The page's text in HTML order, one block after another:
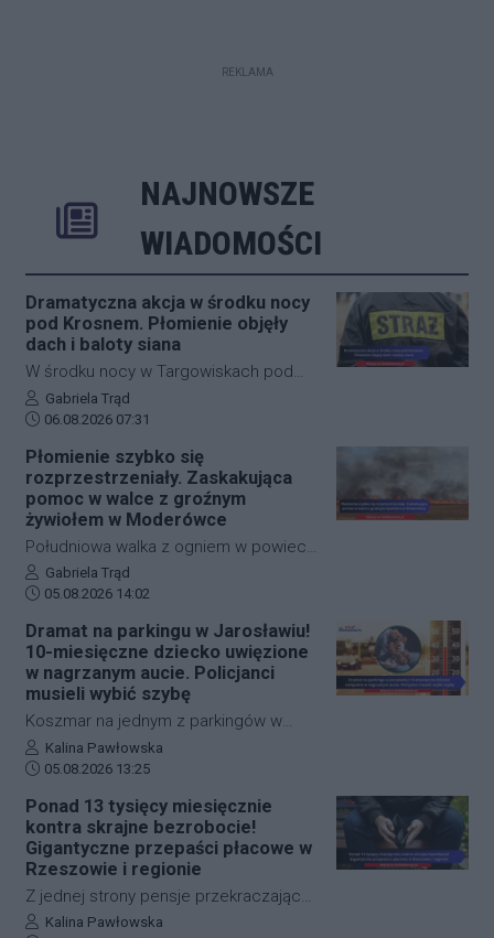
REKLAMA
NAJNOWSZE
WIADOMOŚCI
Dramatyczna akcja w środku nocy
pod Krosnem. Płomienie objęły
dach i baloty siana
W środku nocy w Targowiskach pod
Krosnem doszło do groźnego pożaru
na terenie stadniny koni. Ogień z
palących się balotów siana przeniósł
się na budynek, w którym znajdowały
się dziesiątki zwierząt. Dzięki
błyskawicznej i zdecydowanej akcji
strażaków udało się opanować sytuację
i zapobiec najgorszemu.
Autor artykułu:
Gabriela Trąd
Data dodania artykułu:
06.08.2026 07:31
Płomienie szybko się
rozprzestrzeniały. Zaskakująca
pomoc w walce z groźnym
żywiołem w Moderówce
Południowa walka z ogniem w powiecie
krośnieńskim wymagała
natychmiastowej interwencji służb
ratunkowych. W miejscowości
Moderówka doszło do rozległego
pożaru ścierniska, który ze względu na
panujące warunki zaczął się
gwałtownie rozprzestrzeniać. W akcji
gaśniczej wzięło udział aż siedem
zastępów straży pożarnej, a
okazał się manewr wykonany przez
jednego z miejscowych rolników.
Autor artykułu:
Gabriela Trąd
Data dodania artykułu:
05.08.2026 14:02
Dramat na parkingu w Jarosławiu!
10-miesięczne dziecko uwięzione
w nagrzanym aucie. Policjanci
musieli wybić szybę
Koszmar na jednym z parkingów w
Jarosławiu. Młoda matka przypadkowo
zatrzasnęła kluczyki w samochodzie, w
miesięczne dziecko. Wskutek upału
temperatura w pojeździe rosła z minuty
na minutę. Wezwani na miejsce
policjanci użyli siły i bezpiecznie
wydostali malucha ze śmiertelnej
Autor artykułu:
Kalina Pawłowska
Data dodania artykułu:
05.08.2026 13:25
Ponad 13 tysięcy miesięcznie
kontra skrajne bezrobocie!
Gigantyczne przepaści płacowe w
Rzeszowie i regionie
Z jednej strony pensje przekraczające
13 tysięcy złotych brutto i sektory,
Autor artykułu:
Kalina Pawłowska